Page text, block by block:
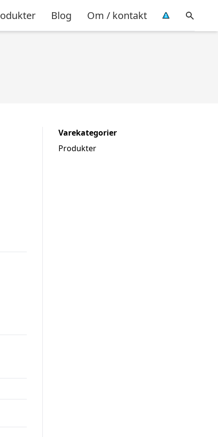
Blog Om / kontakt
Varekategorier
Produkter